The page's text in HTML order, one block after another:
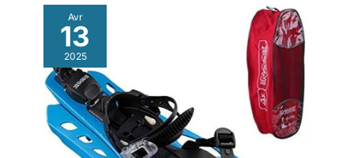
Avr
13
2025